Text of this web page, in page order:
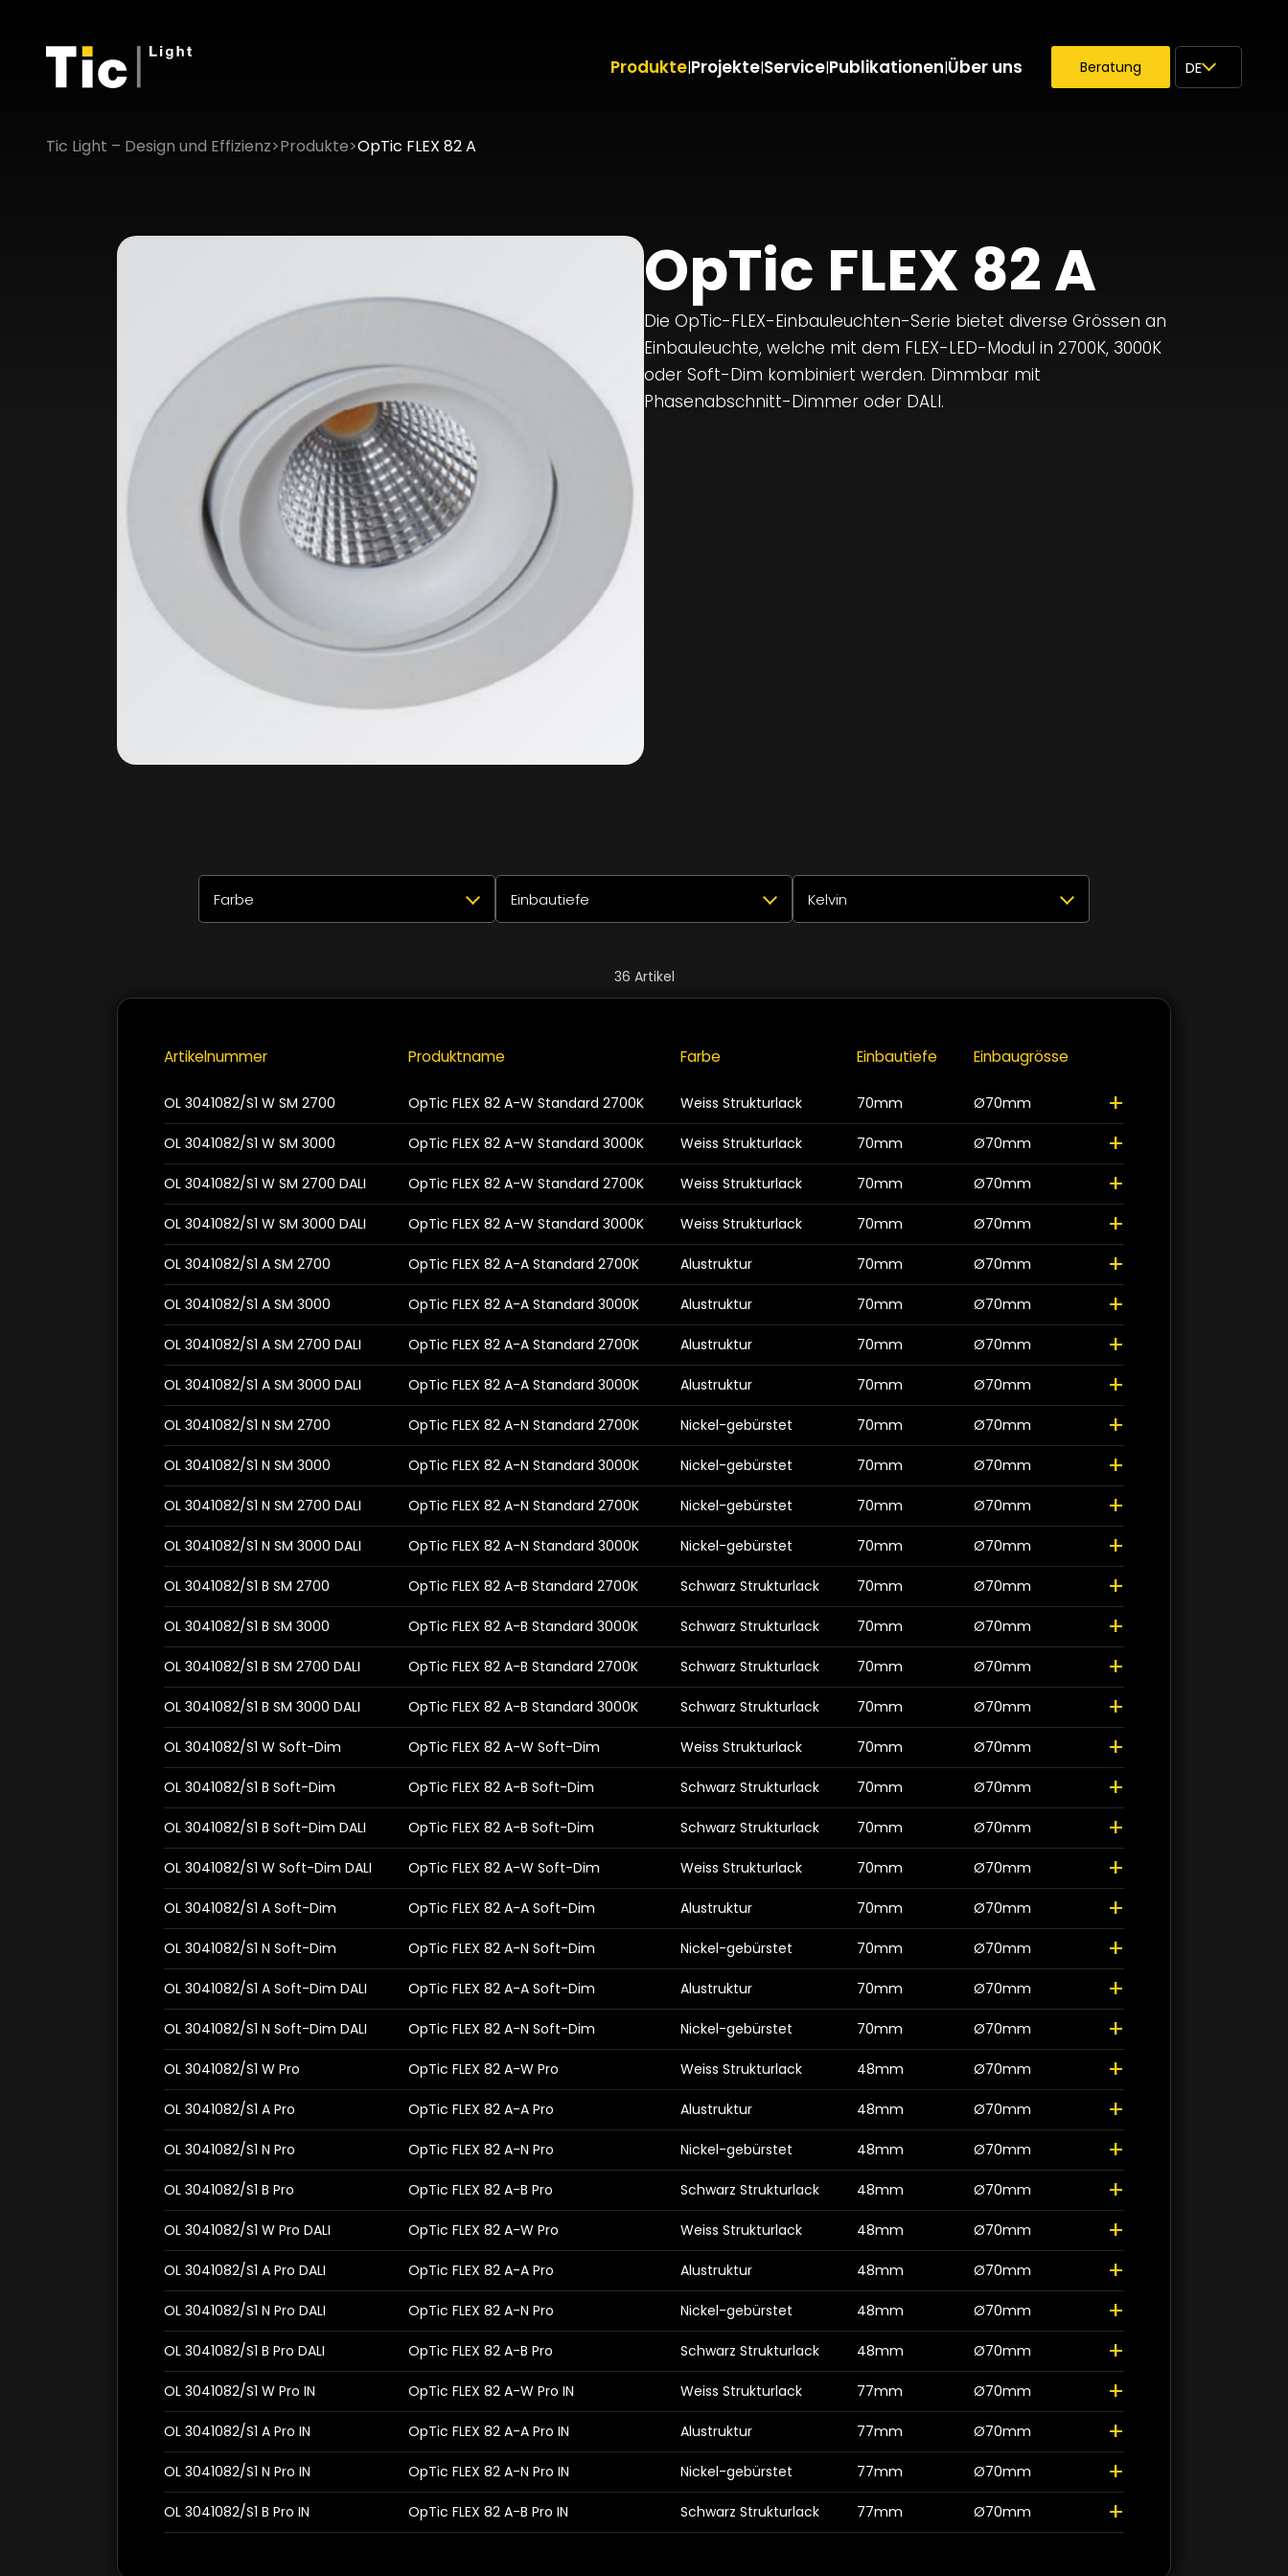
Produkte|Projekte|Service|Publikationen|Über uns Beratung DE
Tic Light – Design und Effizienz>Produkte>OpTic FLEX 82 A
OpTic FLEX 82 A
Die OpTic-FLEX-Einbauleuchten-Serie bietet diverse Grössen an
Einbauleuchte, welche mit dem FLEX-LED-Modul in 2700K, 3000K
oder Soft-Dim kombiniert werden. Dimmbar mit
Phasenabschnitt-Dimmer oder DALI.
Farbe
Alustruktur 9
Schwarz Strukturlack 9
Weiss Strukturlack 9
Schliessen
Einbautiefe
48mm 8
77mm 4
Schliessen
Kelvin
1800K - 3000K 8
2700K
3000K
Einstellbar 2700K / 3000K / 4000K
36 Artikel
Artikelnummer Produktname Farbe Einbautiefe Einbaugrösse
OL 3041082/S1 W SM 2700 OpTic FLEX 82 A-W Standard 2700K Weiss Strukturlack 70mm Ø70mm +
OL 3041082/S1 W SM 3000 OpTic FLEX 82 A-W Standard 3000K Weiss Strukturlack 70mm Ø70mm +
OL 3041082/S1 W SM 2700 DALI OpTic FLEX 82 A-W Standard 2700K Weiss Strukturlack 70mm Ø70mm +
OL 3041082/S1 W SM 3000 DALI OpTic FLEX 82 A-W Standard 3000K Weiss Strukturlack 70mm Ø70mm +
OL 3041082/S1 A SM 2700 OpTic FLEX 82 A-A Standard 2700K Alustruktur 70mm Ø70mm +
OL 3041082/S1 A SM 3000 OpTic FLEX 82 A-A Standard 3000K Alustruktur 70mm Ø70mm +
OL 3041082/S1 A SM 2700 DALI OpTic FLEX 82 A-A Standard 2700K Alustruktur 70mm Ø70mm +
OL 3041082/S1 A SM 3000 DALI OpTic FLEX 82 A-A Standard 3000K Alustruktur 70mm Ø70mm +
OL 3041082/S1 N SM 2700 OpTic FLEX 82 A-N Standard 2700K Nickel-gebürstet 70mm Ø70mm +
OL 3041082/S1 N SM 3000 OpTic FLEX 82 A-N Standard 3000K Nickel-gebürstet 70mm Ø70mm +
OL 3041082/S1 N SM 2700 DALI OpTic FLEX 82 A-N Standard 2700K Nickel-gebürstet 70mm Ø70mm +
OL 3041082/S1 N SM 3000 DALI OpTic FLEX 82 A-N Standard 3000K Nickel-gebürstet 70mm Ø70mm +
OL 3041082/S1 B SM 2700 OpTic FLEX 82 A-B Standard 2700K Schwarz Strukturlack 70mm Ø70mm +
OL 3041082/S1 B SM 3000 OpTic FLEX 82 A-B Standard 3000K Schwarz Strukturlack 70mm Ø70mm +
OL 3041082/S1 B SM 2700 DALI OpTic FLEX 82 A-B Standard 2700K Schwarz Strukturlack 70mm Ø70mm +
OL 3041082/S1 B SM 3000 DALI OpTic FLEX 82 A-B Standard 3000K Schwarz Strukturlack 70mm Ø70mm +
OL 3041082/S1 W Soft-Dim OpTic FLEX 82 A-W Soft-Dim Weiss Strukturlack 70mm Ø70mm +
OL 3041082/S1 B Soft-Dim OpTic FLEX 82 A-B Soft-Dim Schwarz Strukturlack 70mm Ø70mm +
OL 3041082/S1 B Soft-Dim DALI OpTic FLEX 82 A-B Soft-Dim Schwarz Strukturlack 70mm Ø70mm +
OL 3041082/S1 W Soft-Dim DALI OpTic FLEX 82 A-W Soft-Dim Weiss Strukturlack 70mm Ø70mm +
OL 3041082/S1 A Soft-Dim OpTic FLEX 82 A-A Soft-Dim Alustruktur 70mm Ø70mm +
OL 3041082/S1 N Soft-Dim OpTic FLEX 82 A-N Soft-Dim Nickel-gebürstet 70mm Ø70mm +
OL 3041082/S1 A Soft-Dim DALI OpTic FLEX 82 A-A Soft-Dim Alustruktur 70mm Ø70mm +
OL 3041082/S1 N Soft-Dim DALI OpTic FLEX 82 A-N Soft-Dim Nickel-gebürstet 70mm Ø70mm +
OL 3041082/S1 W Pro OpTic FLEX 82 A-W Pro Weiss Strukturlack 48mm Ø70mm +
OL 3041082/S1 A Pro OpTic FLEX 82 A-A Pro Alustruktur 48mm Ø70mm +
OL 3041082/S1 N Pro OpTic FLEX 82 A-N Pro Nickel-gebürstet 48mm Ø70mm +
OL 3041082/S1 B Pro OpTic FLEX 82 A-B Pro Schwarz Strukturlack 48mm Ø70mm +
OL 3041082/S1 W Pro DALI OpTic FLEX 82 A-W Pro Weiss Strukturlack 48mm Ø70mm +
OL 3041082/S1 A Pro DALI OpTic FLEX 82 A-A Pro Alustruktur 48mm Ø70mm +
OL 3041082/S1 N Pro DALI OpTic FLEX 82 A-N Pro Nickel-gebürstet 48mm Ø70mm +
OL 3041082/S1 B Pro DALI OpTic FLEX 82 A-B Pro Schwarz Strukturlack 48mm Ø70mm +
OL 3041082/S1 W Pro IN OpTic FLEX 82 A-W Pro IN Weiss Strukturlack 77mm Ø70mm +
OL 3041082/S1 A Pro IN OpTic FLEX 82 A-A Pro IN Alustruktur 77mm Ø70mm +
OL 3041082/S1 N Pro IN OpTic FLEX 82 A-N Pro IN Nickel-gebürstet 77mm Ø70mm +
OL 3041082/S1 B Pro IN OpTic FLEX 82 A-B Pro IN Schwarz Strukturlack 77mm Ø70mm +